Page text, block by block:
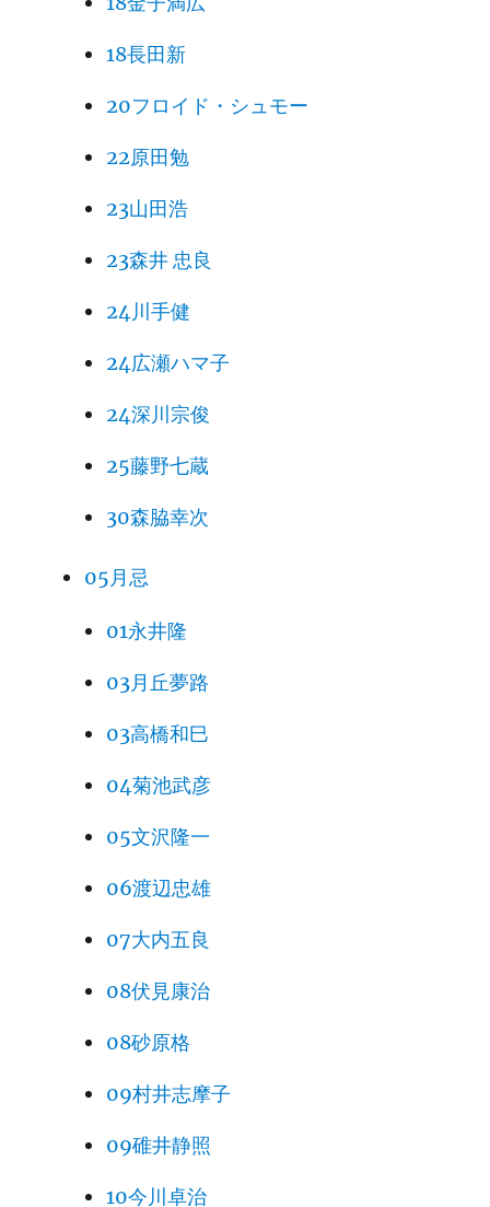
18長田新
20フロイド・シュモー
22原田勉
23山田浩
23森井 忠良
24川手健
24広瀬ハマ子
24深川宗俊
25藤野七蔵
30森脇幸次
05月忌
01永井隆
03月丘夢路
03高橋和巳
04菊池武彦
05文沢隆一
06渡辺忠雄
07大内五良
08伏見康治
08砂原格
09村井志摩子
09碓井静照
10今川卓治